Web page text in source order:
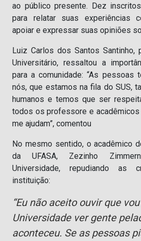
ao público presente. Dez
para relatar suas experiências
apoiar e expressar suas opiniões
Luiz Carlos dos Santos Santinho,
Universitário, ressaltou a
para a comunidade: “As pessoas
nós, que estamos na fila do SUS,
humanos e temos que ser
todos os professore e acadêmicos
me ajudam”, comentou
No mesmo sentido, o acadêmico
da UFASA, Zezinho
Universidade, repudiando as
instituição:
“Eu não aceito ouvir que
Universidade ver gente
aconteceu. Se as pessoas